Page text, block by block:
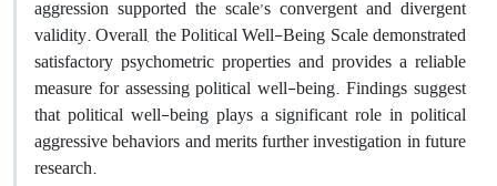
aggression supported the scale’s convergent and divergent
validity. Overall, the Political Well-Being Scale demonstrated
satisfactory psychometric properties and provides a reliable
measure for assessing political well-being. Findings suggest
that political well-being plays a significant role in political
aggressive behaviors and merits further investigation in future
research.